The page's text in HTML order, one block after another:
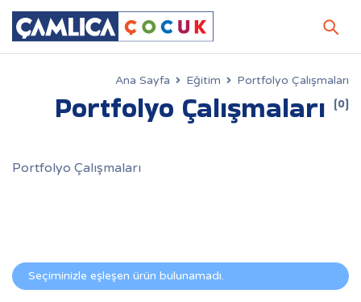
Ana Sayfa Eğitim Portfolyo Çalışmaları
Portfolyo Çalışmaları (0)
Portfolyo Çalışmaları
Seçiminizle eşleşen ürün bulunamadı.